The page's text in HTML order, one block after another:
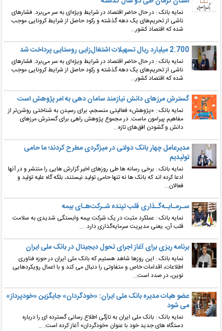
نمایه بانک : در حال حاضر اقتصاد در شرایط ویژه‌ای به سر می‌برد. فشارهای
ناشی از تحریم‌های یک دهه گذشته و رکود حاصل از شرایط کرونایی موجب
شده که اقتصاد کشور...
2.700 میلیارد ریال تسهیلات اشتغال‌زایی روستایی پرداخت شد
نمایه بانک : در حال حاضر اقتصاد در شرایط ویژه‌ای به سر می‌برد. فشارهای
ناشی از تحریم‌های یک دهه گذشته و رکود حاصل از شرایط کرونایی موجب
شده که اقتصاد کشور...
گسترش مرزهای دانش نیازمند سامان دهی به امر پژوهش است
نمایه بانک : «پژوهش» فعالیتی منسجم، برای رسیدن به ‌شناختی روشن‌تر از
مفاهیم پیرامون ماست. در مجموع پژوهش راهی برای گسترش مرزهای
دانش و گشودن افق‌های تازه...
مدیرعامل چهار بانک دولتی در میزگردی مطرح کردند؛ ما حامی
تولیدیم
نمایه بانک : برخی رسانه ها طی روزهای اخیر گزارش هایی را منتشر و در آنها
ادعا کرده اند که بانک ها نه تنها حامی تولید نیستند، بلکه گاه علیه تولید و
فعالان...
سـرمـایـه‌گـذاری قلب تپند‌ه شـرکت‌هـای بیمه
نمایه بانک : عملکرد مثبت در یک شرکت بیمه وابستگی شدیدی به سلامت
قلب آن، یعنی مدیریت سرمایه‌گذاری دارد. ...
برنامه ریزی برای آغاز اجرای تحول دیجیتال در بانک ملی ایران
نمایه بانک : این روزها شاهد هستیم که بانک ملی ایران در حوزه فناوری
اطلاعات، اقدامات خاص و متفاوتی را دنبال می کند و با اعمال رویکردهایی
نوین، در صدد است...
عضو هیات مدیره بانک ملی ایران: «خودگردان» جایگزین «خودپرداز»
می شود
نمایه بانک : بانک ملی ایران به تازگی اطلاع رسانی گسترده ای را درباره
دستگاه های جدید خود با عنوان «خودگردان» آغاز کرده است. ...